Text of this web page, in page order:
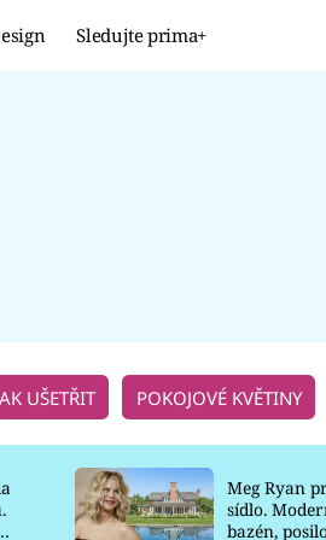
Sledujte prima+
UŠETŘIT POKOJOVÉ KVĚTINY
Meg Ryan
sídlo.
bazén,